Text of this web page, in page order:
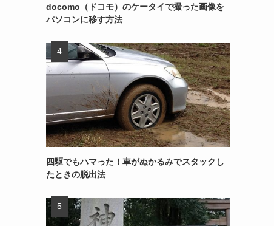
docomo（ドコモ）のケータイで撮った画像を
パソコンに移す方法
四駆でもハマった！車がぬかるみでスタックし
たときの脱出法